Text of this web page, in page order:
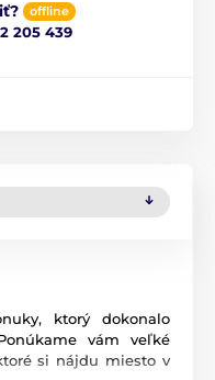
offline
205 439
ktorý dokonalo
vám veľké
si nájdu miesto v